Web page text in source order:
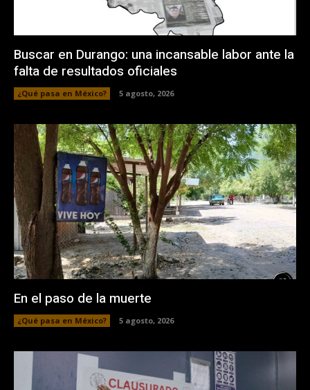
Buscar en Durango: una incansable labor ante la
falta de resultados oficiales
¿Qué pasa en México? 5 agosto, 2026
En el paso de la muerte
¿Qué pasa en México? 5 agosto, 2026